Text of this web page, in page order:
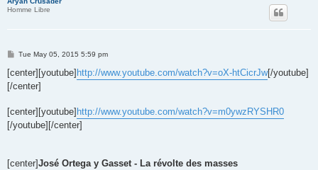
Homme Libre
P
s
Tue May 05, 2015 5:59 pm
[center][youtube] http://www.youtube.com/watch?v=oX-htCicrJw[/youtube]
[/center]
[center][youtube] http://www.youtube.com/watch?v=m0ywzRYSHR0
[/youtube][/center]
[center]José Ortega y Gasset - La révolte des masses